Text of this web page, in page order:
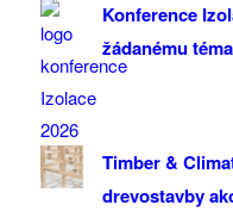
Konference
žádanému
Timber &
drevostavby